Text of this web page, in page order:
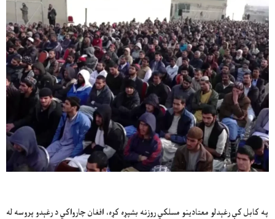
په کابل کې رغېدلو معتادینو مسلکي روزنه بشپړه کړه، افغان چارواکي د رغېدو پروسه له